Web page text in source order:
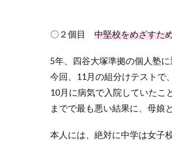
〇２個目 中堅校をめざすた
5年、四谷大塚準拠の個人塾
今回、11月の組分けテストで
10月に病気で入院していたこ
までで最も悪い結果に、母娘
本人には、絶対に中学は女子